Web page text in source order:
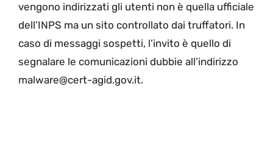
vengono indirizzati gli utenti non è quella ufficiale
dell’INPS ma un sito controllato dai truffatori. In
caso di messaggi sospetti, l’invito è quello di
segnalare le comunicazioni dubbie all’indirizzo
malware@cert-agid.gov.it.